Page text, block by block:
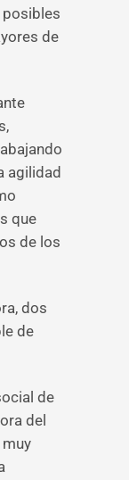
posibles
de
agilidad
que
de los
dos
de
de
del
muy